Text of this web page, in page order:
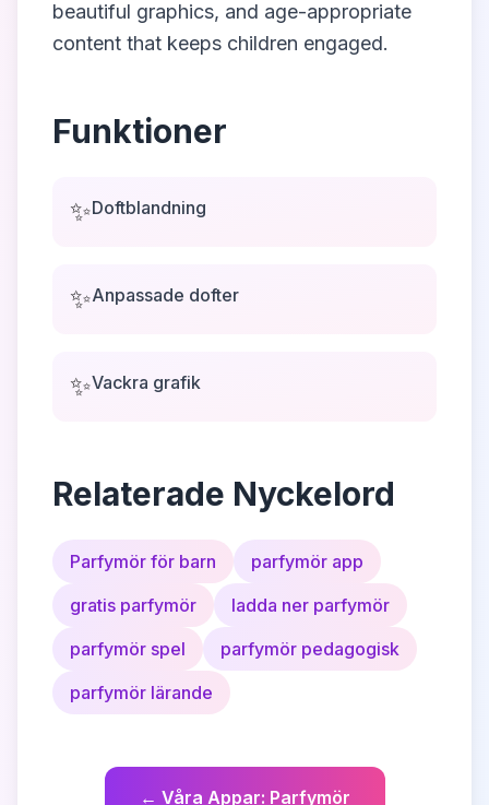
beautiful graphics, and age-appropriate
content that keeps children engaged.
Funktioner
✨Doftblandning
✨Anpassade dofter
✨Vackra grafik
Relaterade Nyckelord
Parfymör för barn
parfymör app
gratis parfymör
ladda ner parfymör
parfymör spel
parfymör pedagogisk
parfymör lärande
← Våra Appar: Parfymör